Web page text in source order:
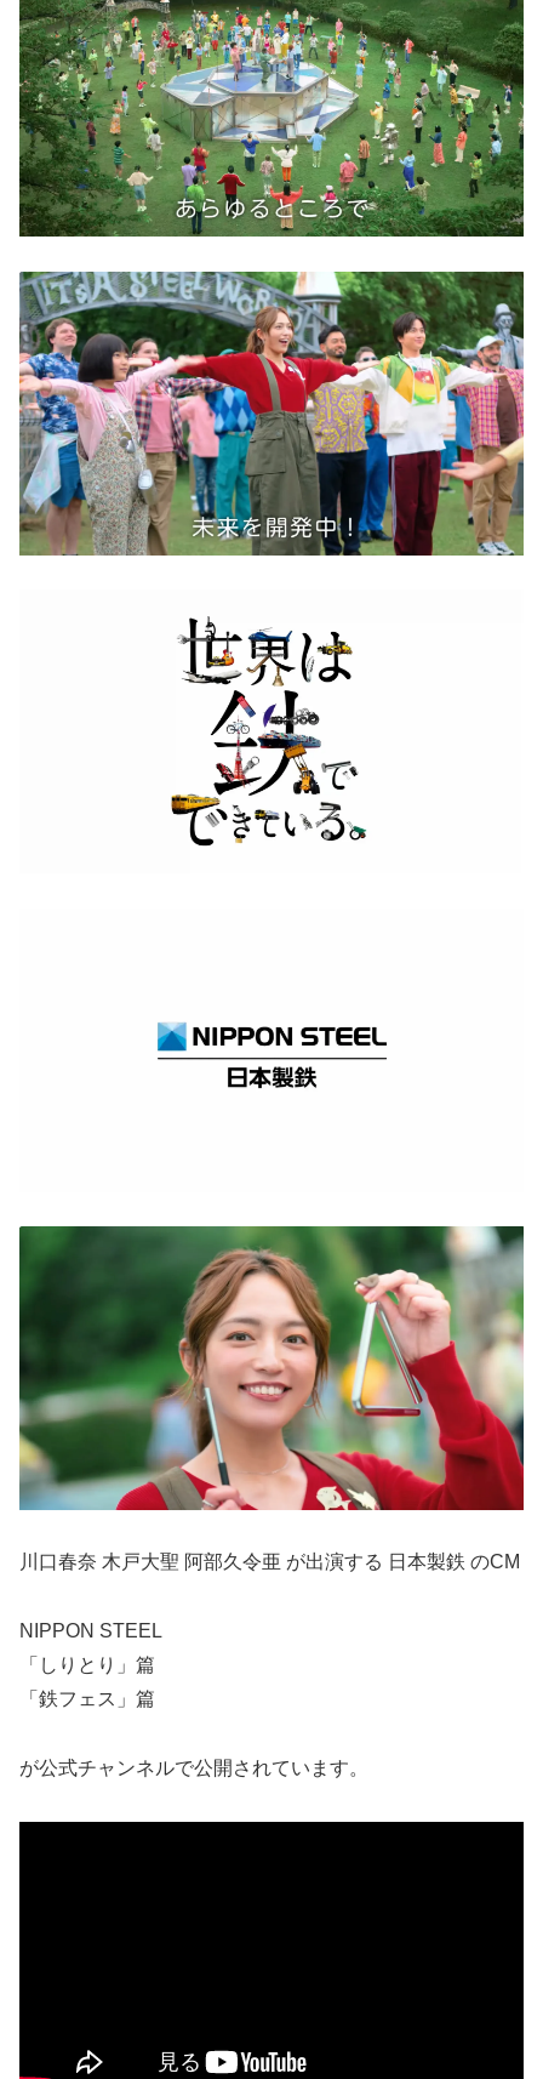
川口春奈 木戸大聖 阿部久令亜 が出演する 日本製鉄 のCM
NIPPON STEEL
「しりとり」篇
「鉄フェス」篇
が公式チャンネルで公開されています。